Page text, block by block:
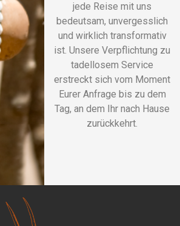
jede Reise mit uns
bedeutsam, unvergesslich
und wirklich transformativ
ist. Unsere Verpflichtung zu
tadellosem Service
erstreckt sich vom Moment
Eurer Anfrage bis zu dem
Tag, an dem Ihr nach Hause
zurückkehrt.